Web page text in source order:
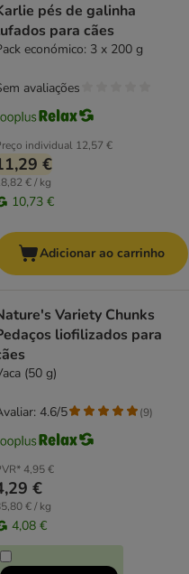
pés de galinha
para cães
económico: 3 x 200 g
individual 12,57 €
€
€ / kg
10,73 €
avaliações
Adicionar ao carrinho
Variety Chunks
liofilizados para
(50 g)
4,95 €
€
€ / kg
4,08 €
4.6/5 (9)